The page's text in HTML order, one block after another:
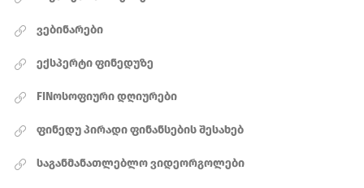
ვებინარები
ექსპერტი ფინედუზე
FINოსოფიური დღიურები
ფინედუ პირადი ფინანსების შესახებ
საგანმანათლებლო ვიდეორგოლები